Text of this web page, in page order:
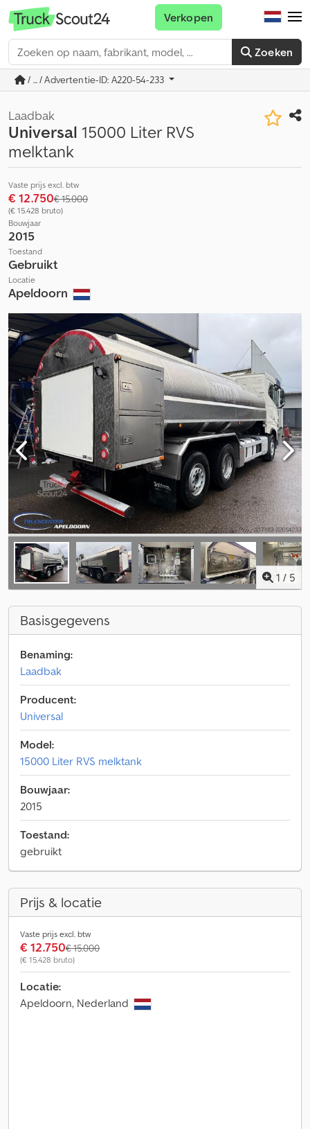
Zoeken
Verkopen
/ ... / Advertentie-ID: A220-54-233
Laadbak
Universal 15000 Liter RVS
melktank
Vaste prijs excl. btw
€ 12.750€ 15.000
(€ 15.428 bruto)
Bouwjaar
2015
Toestand
Gebruikt
Locatie
Apeldoorn
1 / 5
Basisgegevens
Benaming:
Laadbak
Producent:
Universal
Model:
15000 Liter RVS melktank
Bouwjaar:
2015
Toestand:
gebruikt
Prijs & locatie
Vaste prijs excl. btw
€ 12.750€ 15.000
(€ 15.428 bruto)
Locatie:
Apeldoorn, Nederland